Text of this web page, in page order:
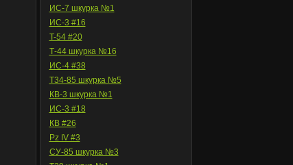
ИС-7 шкурка №1
ИС-3 #16
T-54 #20
Т-44 шкурка №16
ИС-4 #38
Т34-85 шкурка №5
КВ-3 шкурка №1
ИС-3 #18
КВ #26
Pz IV #3
СУ-85 шкурка №3